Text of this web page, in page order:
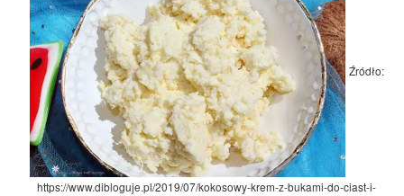
Źródło:
https://www.dibloguje.pl/2019/07/kokosowy-krem-z-bukami-do-ciast-i-